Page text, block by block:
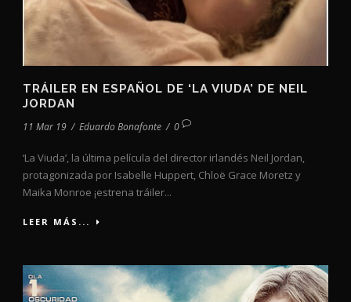
TRÁILER EN ESPAÑOL DE ‘LA VIUDA’ DE NEIL
JORDAN
11 Mar 19 / Eduardo Bonafonte / 0
‘La Viuda’, la última película del director irlandés Neil Jordan,
protagonizada por Isabelle Huppert, Chloë Grace Moretz y
Maika Monroe ¡estrena tráiler...
LEER MÁS...